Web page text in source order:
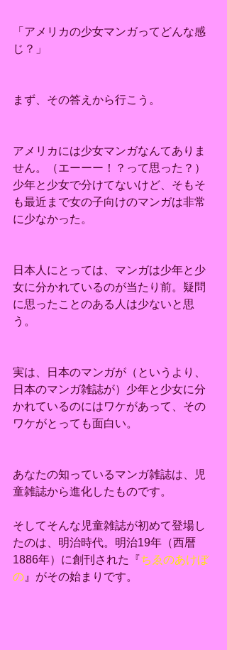
「アメリカの少女マンガってどんな感
じ？」
まず、その答えから行こう。
アメリカには少女マンガなんてありま
せん。（エーーー！？って思った？）
少年と少女で分けてないけど、そもそ
も最近まで女の子向けのマンガは非常
に少なかった。
日本人にとっては、マンガは少年と少
女に分かれているのが当たり前。疑問
に思ったことのある人は少ないと思
う。
実は、日本のマンガが（というより、
日本のマンガ雑誌が）少年と少女に分
かれているのにはワケがあって、その
ワケがとっても面白い。
あなたの知っているマンガ雑誌は、児
童雑誌から進化したものです。
そしてそんな児童雑誌が初めて登場し
たのは、明治時代。明治19年（西暦
1886年）に創刊された『ちゑのあけぼ
の 』がその始まりです。